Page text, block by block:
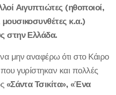
Αιγυπτιώτες (ηθοποιοί,
κ.α.)
στην Ελλάδα.
μην αναφέρω ότι στο Κάιρο
γυρίστηκαν και πολλές
«Σάντα Τσικίτα», «Ένα